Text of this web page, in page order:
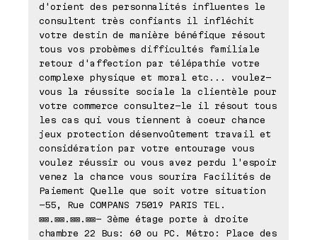
d'orient des personnalités influentes le
consultent très confiants il infléchit
votre destin de manière bénéfique résout
tous vos probèmes difficultés familiale
retour d'affection par télépathie votre
complexe physique et moral etc... voulez-
vous la réussite sociale la clientèle pour
votre commerce consultez-le il résout tous
les cas qui vous tiennent à coeur chance
jeux protection désenvoûtement travail et
considération par votre entourage vous
voulez réussir ou vous avez perdu l'espoir
venez la chance vous sourira Facilités de
Paiement Quelle que soit votre situation
-55, Rue COMPANS 75019 PARIS TEL.
⊠⊠.⊠⊠.⊠⊠.⊠⊠- 3ème étage porte à droite
chambre 22 Bus: 60 ou PC. Métro: Place des